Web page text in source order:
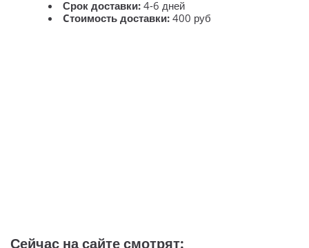
Срок доставки: 4-6 дней
Cтоимость доставки: 400 руб
Сейчас на сайте смотрят: